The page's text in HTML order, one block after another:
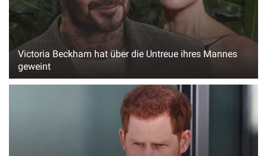
Victoria Beckham hat über die Untreue ihres Mannes
geweint